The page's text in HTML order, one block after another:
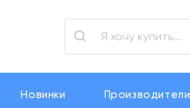
Новинки Производители